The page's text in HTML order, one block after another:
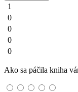
1
0
0
0
0
Ako sa páčila kniha